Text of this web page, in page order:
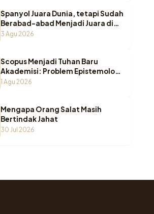
Spanyol Juara Dunia, tetapi Sudah
Berabad-abad Menjadi Juara di
Pesantren Indonesia
3 Agu 2026
Scopus Menjadi Tuhan Baru
Akademisi: Problem Epistemologi
ketika Wasā’il Berubah Menjadi
1 Agu 2026
Mengapa Orang Salat Masih
Bertindak Jahat
30 Jul 2026